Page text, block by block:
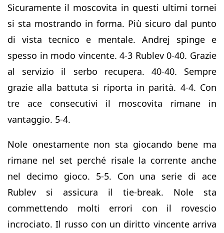
Sicuramente il moscovita in questi ultimi tornei
si sta mostrando in forma. Più sicuro dal punto
di vista tecnico e mentale. Andrej spinge e
spesso in modo vincente. 4-3 Rublev 0-40. Grazie
al servizio il serbo recupera. 40-40. Sempre
grazie alla battuta si riporta in parità. 4-4. Con
tre ace consecutivi il moscovita rimane in
vantaggio. 5-4.
Nole onestamente non sta giocando bene ma
rimane nel set perché risale la corrente anche
nel decimo gioco. 5-5. Con una serie di ace
Rublev si assicura il tie-break. Nole sta
commettendo molti errori con il rovescio
incrociato. Il russo con un diritto vincente arriva